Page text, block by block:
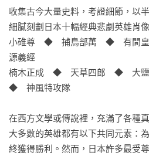
收集古今大量史料，考證細節，以
細膩刻劃日本十幅經典悲劇英雄肖
小碓尊　◆　捕鳥部萬　◆　有間
源義經
楠木正成　◆　天草四郎　◆　大
◆　神風特攻隊
在西方文學或傳說裡，充滿了各種
大多數的英雄都有以下共同元素：
終獲得勝利。然而，日本許多最受